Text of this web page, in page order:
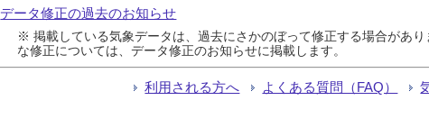
データ修正の過去のお知らせ
※ 掲載している気象データは、過去にさかのぼって修正する場合があ
な修正については、データ修正のお知らせに掲載します。
利用される方へ よくある質問（FAQ）